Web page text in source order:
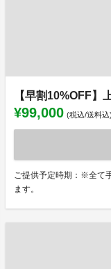
【早割10%OFF】
¥99,000 (税込/送料込)
ご提供予定時期：※全て
ます。